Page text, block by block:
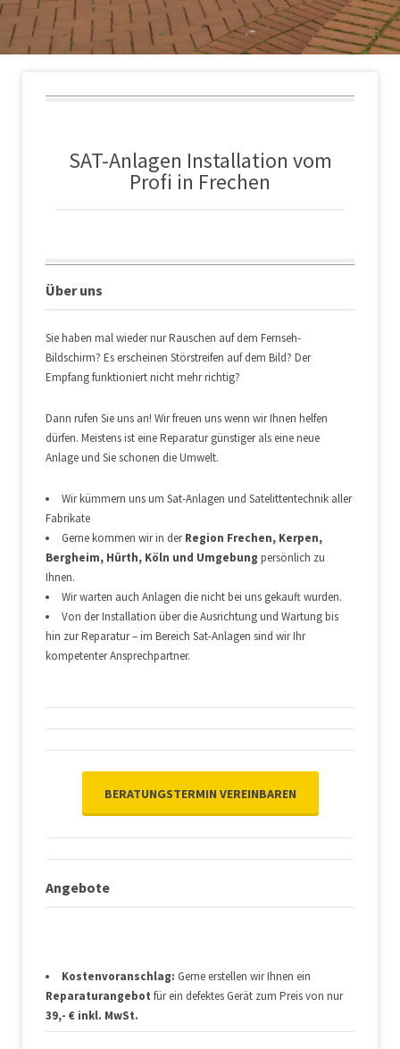
SAT-Anlagen Installation vom
Profi in Frechen
Über uns
Sie haben mal wieder nur Rauschen auf dem Fernseh-
Bildschirm? Es erscheinen Störstreifen auf dem Bild? Der
Empfang funktioniert nicht mehr richtig?
Dann rufen Sie uns an! Wir freuen uns wenn wir Ihnen helfen
dürfen. Meistens ist eine Reparatur günstiger als eine neue
Anlage und Sie schonen die Umwelt.
Wir kümmern uns um Sat-Anlagen und Satelittentechnik aller
Fabrikate
Gerne kommen wir in derRegion Frechen, Kerpen,
Bergheim, Hürth, Köln und Umgebung persönlich zu
Ihnen.
Wir warten auch Anlagen die nicht bei uns gekauft wurden.
Von der Installation über die Ausrichtung und Wartung bis
hin zur Reparatur – im Bereich Sat-Anlagen sind wir Ihr
kompetenter Ansprechpartner.
BERATUNGSTERMIN VEREINBAREN
Angebote
Kostenvoranschlag: Gerne erstellen wir Ihnen ein
Reparaturangebot für ein defektes Gerät zum Preis von nur
39,- € inkl. MwSt.